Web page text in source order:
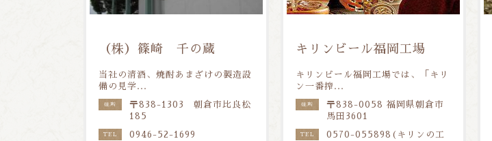
（株）篠崎 千の蔵
当社の清酒、焼酎あまざけの製造設
備の見学...
住所
〒838-1303 朝倉市比良松
185
TEL 0946-52-1699
キリンビール福岡工場
キリンビール福岡工場では、「キリ
ン一番搾...
住所
〒838-0058 福岡県朝倉市
馬田3601
TEL
0570-055898(キリンの工